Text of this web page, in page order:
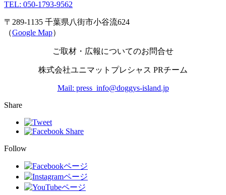
TEL: 050-1793-9562
〒289-1135 千葉県八街市小谷流624
（Google Map）
ご取材・広報についてのお問合せ
株式会社ユニマットプレシャス PRチーム
Mail: press_info@doggys-island.jp
Share
Follow